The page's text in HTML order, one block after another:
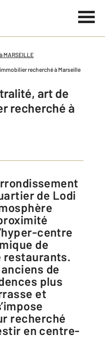
MARSEILLE
recherché à Marseille
art de
recherché à
de Lodi
centre
de
restaurants.
de
plus
et
recherché
en centre-